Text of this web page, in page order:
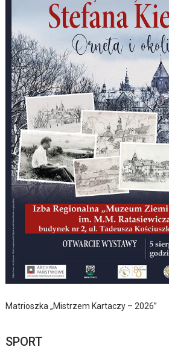
Matrioszka „Mistrzem Kartaczy – 2026”
SPORT